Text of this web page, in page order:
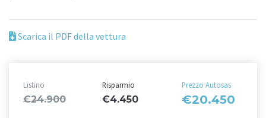
Scarica il PDF della vettura
Listino
€24.900
Risparmio
€4.450
Prezzo Autosas
€20.450